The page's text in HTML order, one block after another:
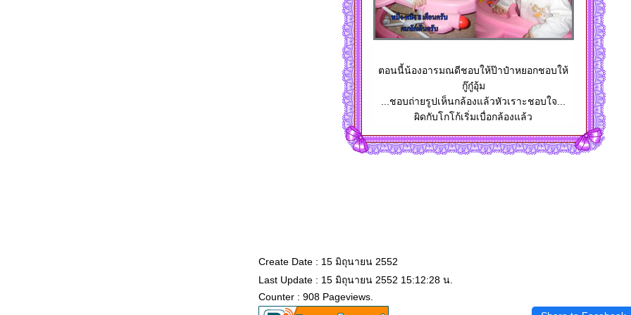
ตอนนี้น้องอารมณดีชอบให้ป๊าป๋าหยอกชอบให้
กู๊กู๋อุ้ม
...ชอบถ่ายรูปเห็นกล้องแล้วหัวเราะชอบใจ...
ผิดกับโกโก้เริ่มเบื่อกล้องแล้ว
Create Date : 15 มิถุนายน 2552
Last Update : 15 มิถุนายน 2552 15:12:28 น.
Counter : 908 Pageviews.